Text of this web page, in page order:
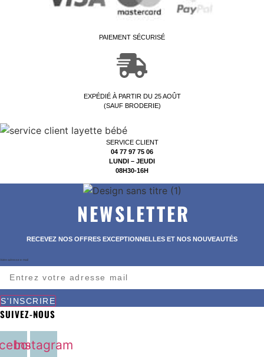
PAIEMENT SÉCURISÉ
EXPÉDIÉ À PARTIR DU 25 AOÛT
(SAUF BRODERIE)
SERVICE CLIENT
04 77 97 75 06
LUNDI – JEUDI
08H30-16H
NEWSLETTER
RECEVEZ NOS OFFRES EXCEPTIONNELLES ET NOS NOUVEAUTÉS
Votre adresse e-mail
S'INSCRIRE
SUIVEZ-NOUS
Instagram